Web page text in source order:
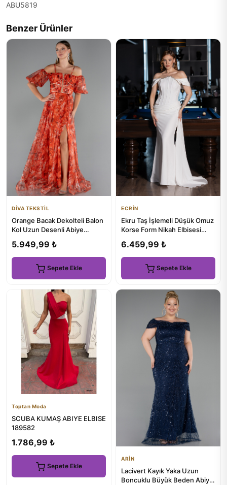
ABU5819
Benzer Ürünler
DİVA TEKSTİL
Orange Bacak Dekolteli Balon
Kol Uzun Desenli Abiye
5.949,99 ₺
Sepete Ekle
ECRİN
Ekru Taş İşlemeli Düşük Omuz
Korse Form Nikah Elbisesi
6.459,99 ₺
Sepete Ekle
Toptan Moda
SCUBA KUMAŞ ABIYE ELBISE
189582
1.786,99 ₺
Sepete Ekle
ARİN
Lacivert Kayık Yaka Uzun
Boncuklu Büyük Beden Abiye